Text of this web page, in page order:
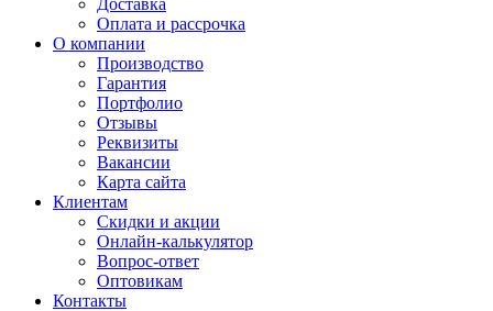
Доставка
Оплата и рассрочка
О компании
Производство
Гарантия
Портфолио
Отзывы
Реквизиты
Вакансии
Карта сайта
Клиентам
Скидки и акции
Онлайн-калькулятор
Вопрос-ответ
Оптовикам
Контакты